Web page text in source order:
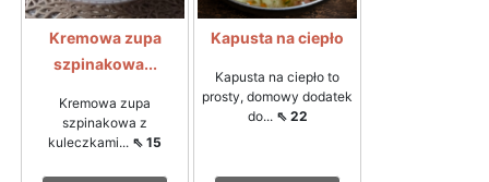
Kremowa zupa
szpinakowa...
Kremowa zupa
szpinakowa z
kuleczkami... ⇖ 15
Kapusta na ciepło
Kapusta na ciepło to
prosty, domowy dodatek
do... ⇖ 22